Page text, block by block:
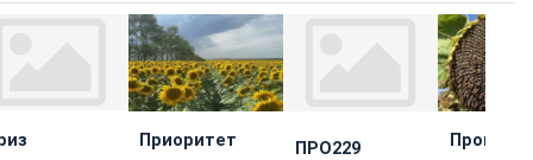
Приоритет ПРО229